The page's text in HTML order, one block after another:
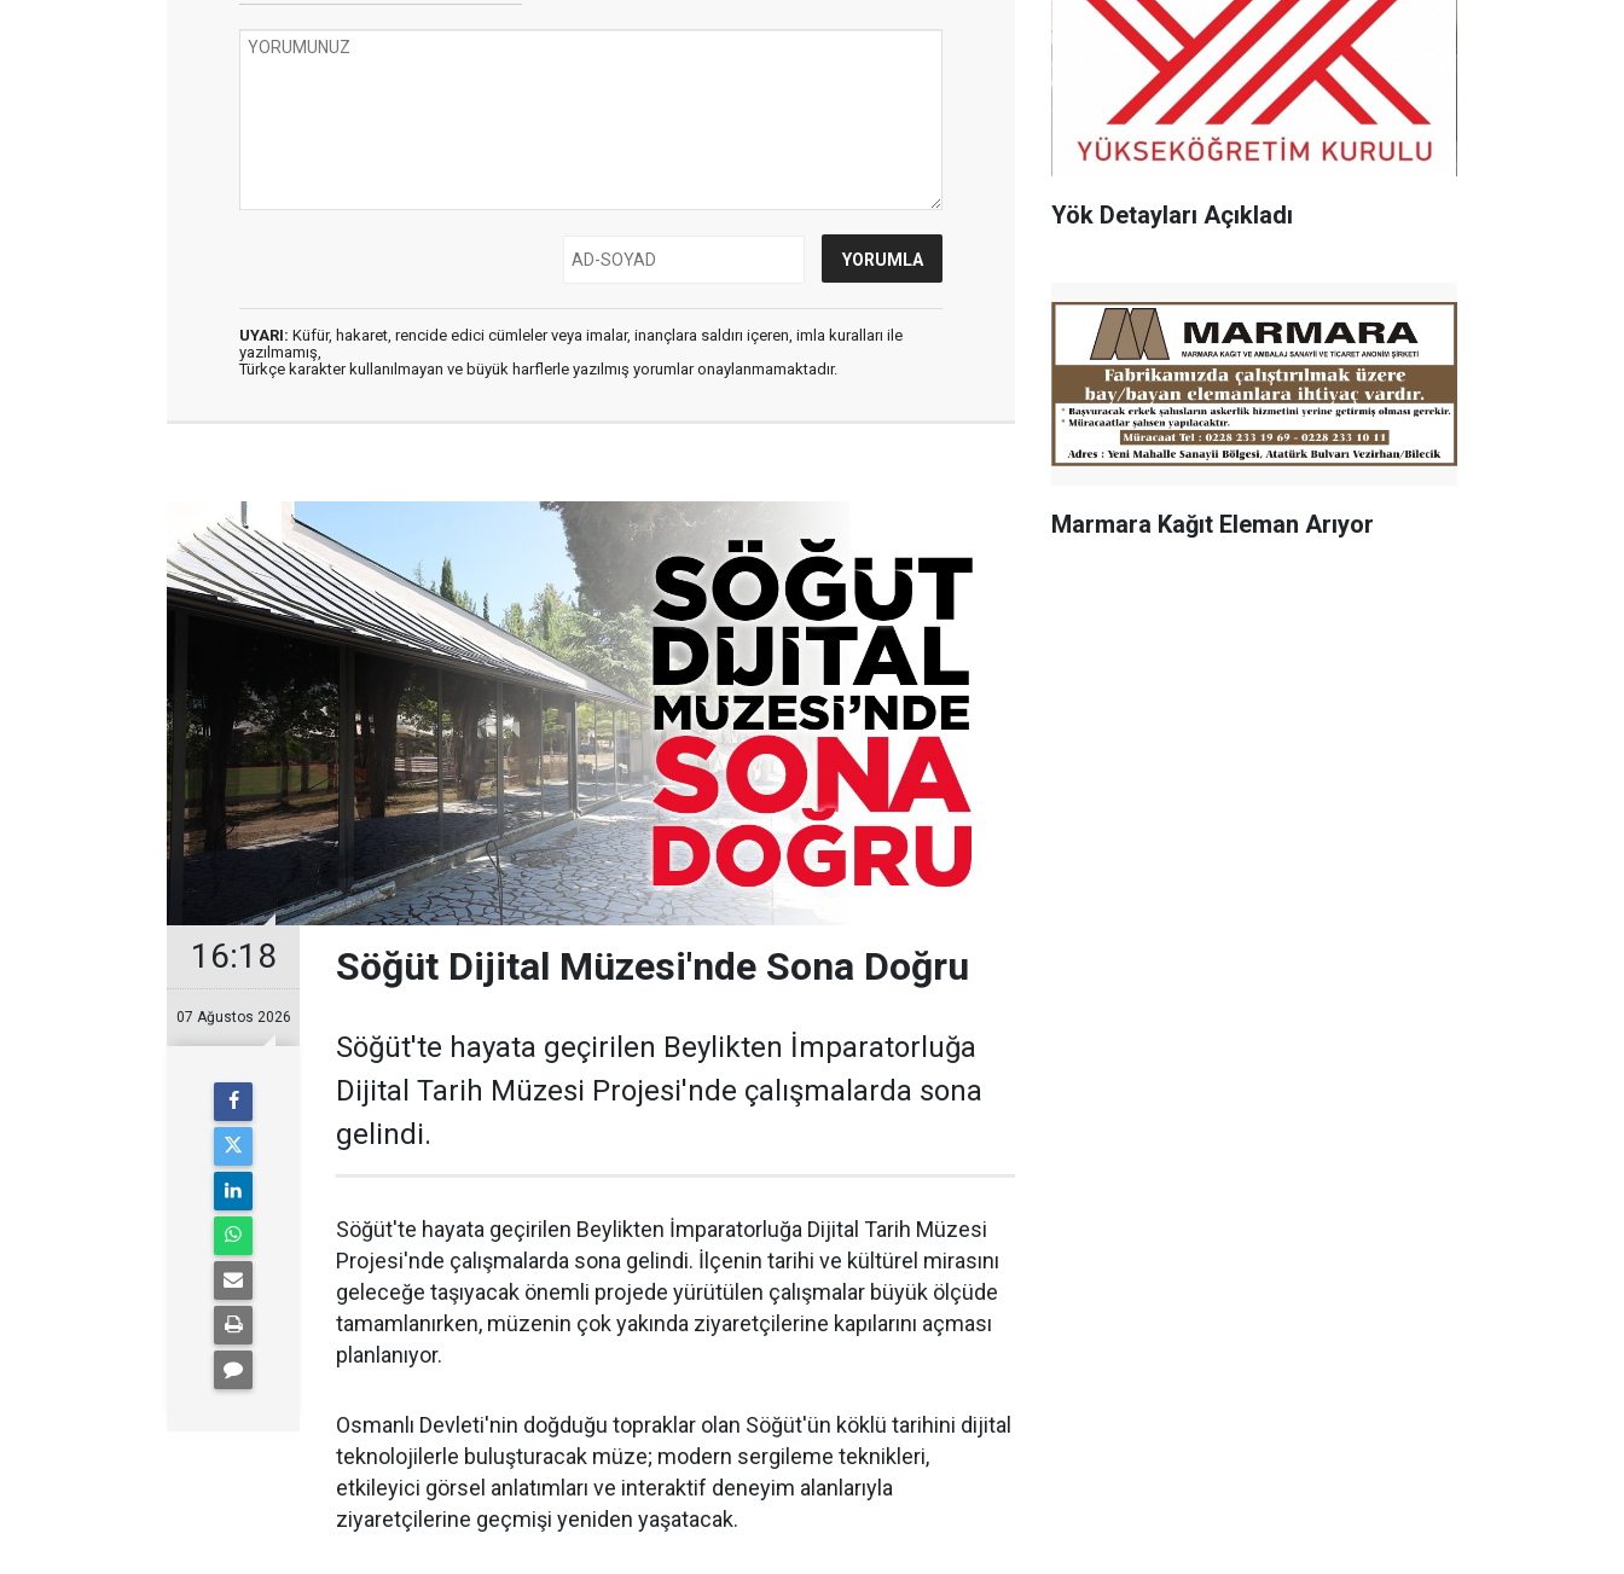
UYARI: Küfür, hakaret, rencide edici cümleler veya imalar, inançlara saldırı içeren, imla kuralları ile
yazılmamış,
Türkçe karakter kullanılmayan ve büyük harflerle yazılmış yorumlar onaylanmamaktadır.
16:18
07 Ağustos 2026
Söğüt Dijital Müzesi'nde Sona Doğru
Söğüt'te hayata geçirilen Beylikten İmparatorluğa
Dijital Tarih Müzesi Projesi'nde çalışmalarda sona
gelindi.
Söğüt'te hayata geçirilen Beylikten İmparatorluğa Dijital Tarih Müzesi
Projesi'nde çalışmalarda sona gelindi. İlçenin tarihi ve kültürel mirasını
geleceğe taşıyacak önemli projede yürütülen çalışmalar büyük ölçüde
tamamlanırken, müzenin çok yakında ziyaretçilerine kapılarını açması
planlanıyor.
Osmanlı Devleti'nin doğduğu topraklar olan Söğüt'ün köklü tarihini dijital
teknolojilerle buluşturacak müze; modern sergileme teknikleri,
etkileyici görsel anlatımları ve interaktif deneyim alanlarıyla
ziyaretçilerine geçmişi yeniden yaşatacak.
Yök Detayları Açıkladı
Marmara Kağıt Eleman Arıyor